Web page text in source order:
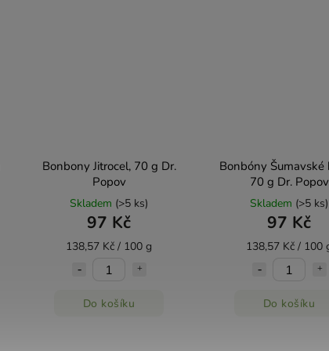
Bonbony Jitrocel, 70 g Dr.
Popov
Skladem (>5 ks)
97 Kč
138,57 Kč / 100 g
Do košíku
Bonbóny Šumavské
70 g Dr. Popov
Skladem (>5 ks)
97 Kč
138,57 Kč / 100
Do košíku